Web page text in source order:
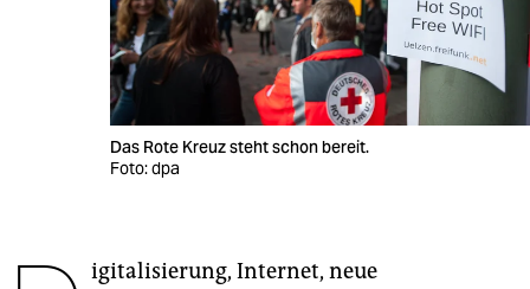
veranstaltungen
unterstützen
Das Rote Kreuz steht schon bereit.
Foto: dpa
igitalisierung, Internet, neue